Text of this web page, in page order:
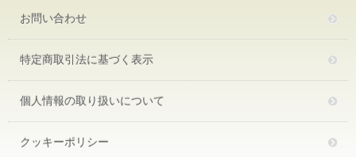
お問い合わせ
特定商取引法に基づく表示
個人情報の取り扱いについて
クッキーポリシー